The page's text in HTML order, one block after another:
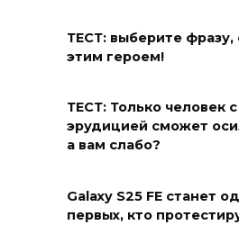
ТЕСТ: выберите фразу,
этим героем!
ТЕСТ: Только человек
эрудицией сможет
а вам слабо?
Galaxy S25 FE станет
первых, кто